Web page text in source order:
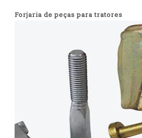
Forjaria de peças para tratores